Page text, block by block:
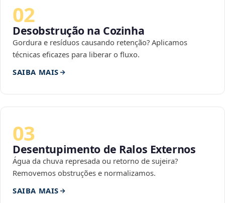
02
Desobstrução na Cozinha
Gordura e resíduos causando retenção? Aplicamos
técnicas eficazes para liberar o fluxo.
SAIBA MAIS
03
Desentupimento de Ralos Externos
Água da chuva represada ou retorno de sujeira?
Removemos obstruções e normalizamos.
SAIBA MAIS